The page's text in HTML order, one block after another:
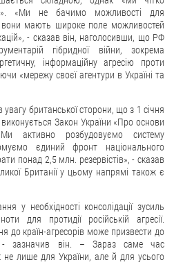
«Ми не бачимо можливості для
мають широке поле можливостей
- сказав він, наголосивши, що РФ
гібридної війни, зокрема
інформаційну агресію проти
«мережу своєї агентури в Україні та
британської сторони, що з 1 січня
Закон України «Про основи
активно розбудовуємо систему
єдиний фронт національного
понад 2,5 млн. резервістів», - сказав
Британії у цьому напрямі також є
у необхідності консолідації зусиль
для протидії російській агресії.
до країн-агресорів може призвести до
- зазначив він. – Зараз саме час
не лише для України, але й для усього